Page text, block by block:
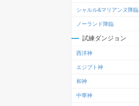
シャルル&マリアンヌ降臨
ノーランド降臨
試練ダンジョン
西洋神
エジプト神
和神
中華神